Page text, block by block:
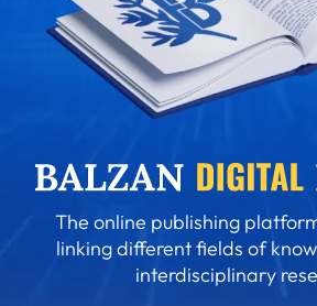
The online publishing
linking different fields of
interdisciplinary